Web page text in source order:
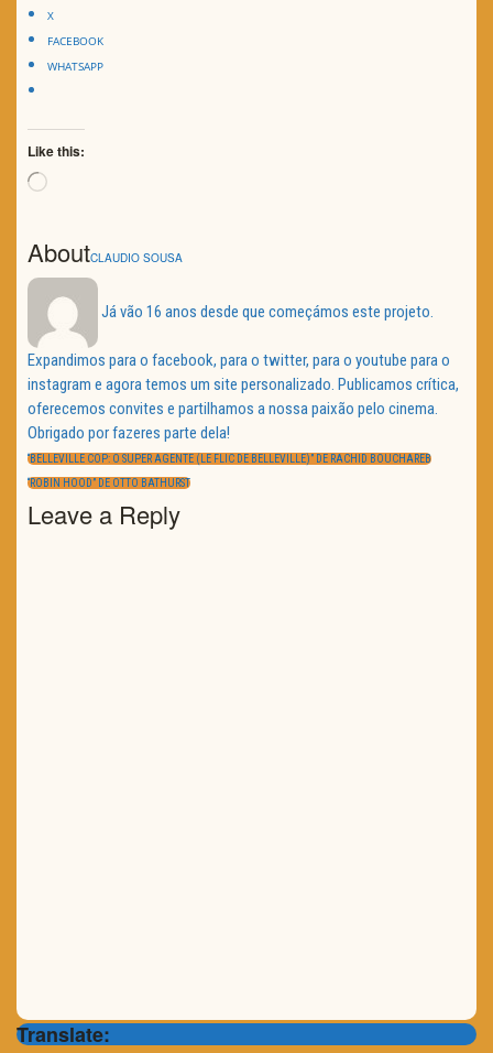
X
FACEBOOK
WHATSAPP
Like this:
Loading…
AboutCLAUDIO SOUSA
Já vão 16 anos desde que começámos este projeto.
Expandimos para o facebook, para o twitter, para o youtube para o
instagram e agora temos um site personalizado. Publicamos crítica,
oferecemos convites e partilhamos a nossa paixão pelo cinema.
Obrigado por fazeres parte dela!
Navegação
de
artigos
PREVIOUS
“BELLEVILLE COP: O SUPER AGENTE (LE FLIC DE BELLEVILLE)” DE RACHID BOUCHAREB
NEXT
“ROBIN HOOD” DE OTTO BATHURST
Leave a Reply
Translate: